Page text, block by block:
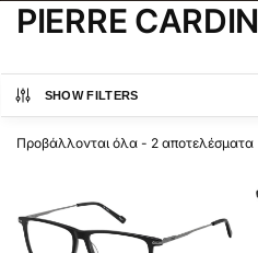
PIERRE CARDIN
SHOW FILTERS
Προβάλλονται όλα - 2 αποτελέσματα